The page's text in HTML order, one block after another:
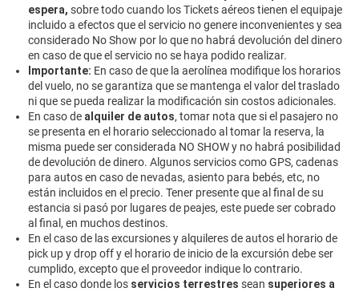
espera, sobre todo cuando los Tickets aéreos tienen el equipaje
incluido a efectos que el servicio no genere inconvenientes y sea
considerado No Show por lo que no habrá devolución del dinero
en caso de que el servicio no se haya podido realizar.
Importante: En caso de que la aerolínea modifique los horarios
del vuelo, no se garantiza que se mantenga el valor del traslado
ni que se pueda realizar la modificación sin costos adicionales.
En caso de alquiler de autos, tomar nota que si el pasajero no
se presenta en el horario seleccionado al tomar la reserva, la
misma puede ser considerada NO SHOW y no habrá posibilidad
de devolución de dinero. Algunos servicios como GPS, cadenas
para autos en caso de nevadas, asiento para bebés, etc, no
están incluidos en el precio. Tener presente que al final de su
estancia si pasó por lugares de peajes, este puede ser cobrado
al final, en muchos destinos.
En el caso de las excursiones y alquileres de autos el horario de
pick up y drop off y el horario de inicio de la excursión debe ser
cumplido, excepto que el proveedor indique lo contrario.
En el caso donde los servicios terrestres sean superiores a